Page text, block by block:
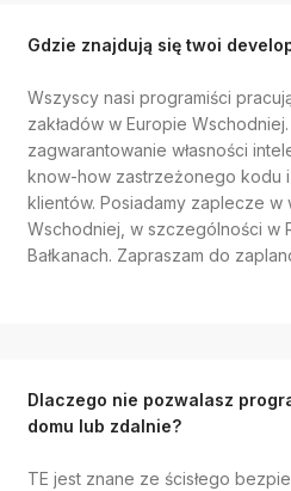
Gdzie znajdują się twoi
Wszyscy nasi programiści
zakładów w Europie
zagwarantowanie własności
know-how zastrzeżonego kodu
klientów. Posiadamy zaplecze
Wschodniej, w szczególności w
Bałkanach. Zapraszam do
Dlaczego nie pozwalasz
domu lub zdalnie?
TE jest znane ze ścisłego